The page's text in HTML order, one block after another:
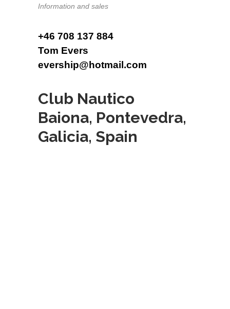
Information and sales
+46 708 137 884
Tom Evers
evership@hotmail.com
Club Nautico
Baiona, Pontevedra,
Galicia, Spain